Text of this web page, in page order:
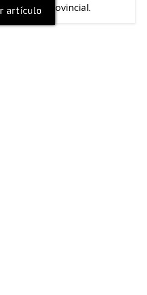
provincial.
artículo